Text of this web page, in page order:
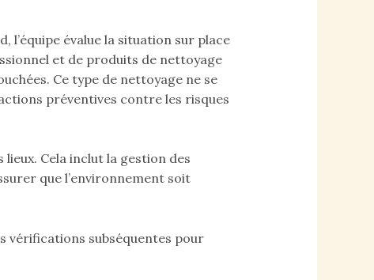
l’équipe évalue la situation sur place
et de produits de nettoyage
Ce type de nettoyage ne se
préventives contre les risques
Cela inclut la gestion des
que l’environnement soit
vérifications subséquentes pour